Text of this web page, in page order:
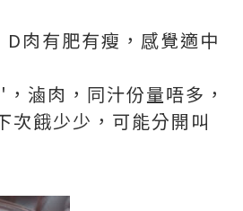
肉有肥有瘦，感覺適中
滷肉，同汁份量唔多，
次餓少少，可能分開叫